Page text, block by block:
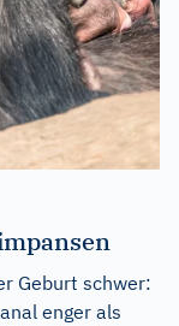
Geburt schwer:
enger als